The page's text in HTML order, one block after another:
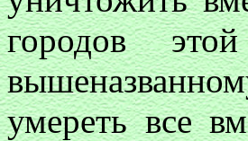
городов
умереть все